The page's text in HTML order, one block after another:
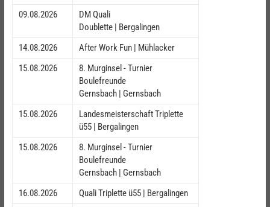
09.08.2026
DM Quali
Doublette | Bergalingen
14.08.2026
After Work Fun | Mühlacker
15.08.2026
8. Murginsel - Turnier
Boulefreunde
Gernsbach | Gernsbach
15.08.2026
Landesmeisterschaft Triplette
ü55 | Bergalingen
15.08.2026
8. Murginsel - Turnier
Boulefreunde
Gernsbach | Gernsbach
16.08.2026
Quali Triplette ü55 | Bergalingen